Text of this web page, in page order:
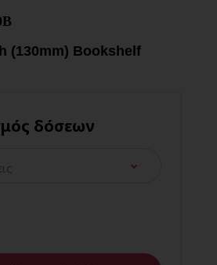
(130mm) Bookshelf
δόσεων